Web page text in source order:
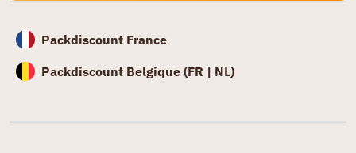
Packdiscount France
Packdiscount Belgique (FR | NL)